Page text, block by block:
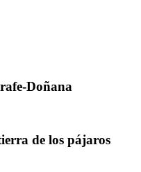
Doñana
de los pájaros